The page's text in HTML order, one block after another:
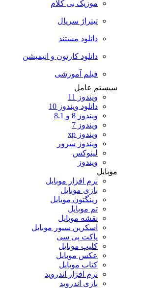
موزیک بی کلام
تیتراژ سریال
دانلود مستند
دانلود کارتون و انیمیشن
فیلم آموزشی
سیستم عامل
ویندوز 11
دانلود ویندوز 10
ویندوز 8 و 8.1
ویندوز 7
ویندوز xp
ویندوز سرور
لینوکس
ویندوز
موبایل
نرم افزار موبایل
بازی موبایل
رینگتون موبایل
تم موبایل
نقشه موبایل
اسکرین سیور موبایل
پاکت پی سی
کلیپ موبایل
عکس موبایل
کتاب موبایل
نرم افزار اندروید
بازی اندروید